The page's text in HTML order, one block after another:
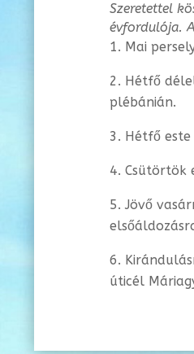
Szeretettel
évfordulója.
Mai
Hétfő
plébánián.
Hétfő
Csütörtök
Jövő
úticél